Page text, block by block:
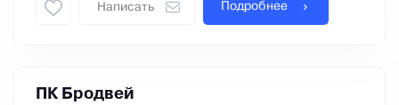
Написать Подробнее
ПК Бродвей